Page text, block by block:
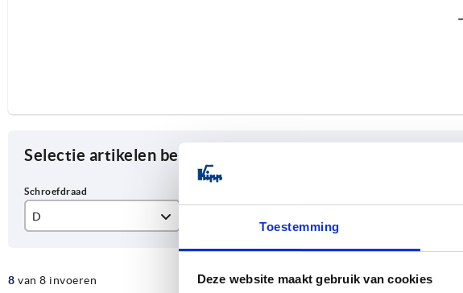
Toestemming
Deze website maakt gebruik van cookies
Selectie artikelen begrenzen
D
M5
automatenstaal
messing
21
25
8 van 8 invoeren